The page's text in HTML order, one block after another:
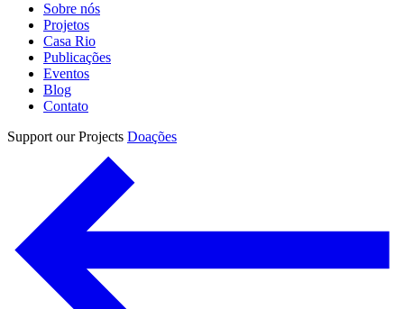
Sobre nós
Projetos
Casa Rio
Publicações
Eventos
Blog
Contato
Support our Projects Doações